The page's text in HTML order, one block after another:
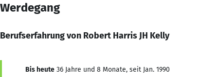
Werdegang
Berufserfahrung von Robert Harris JH Kelly
Bis heute 36 Jahre und 8 Monate, seit Jan. 1990